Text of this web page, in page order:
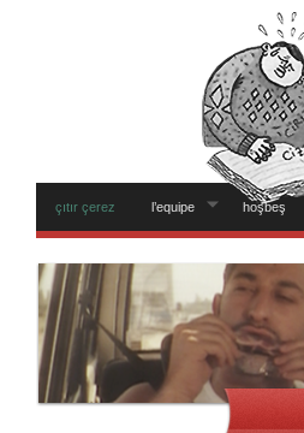
çıtır çerez l’equipe hoşbeş